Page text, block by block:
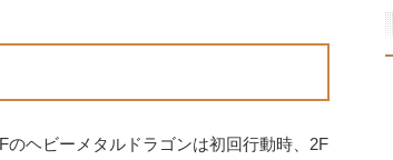
のヘビーメタルドラゴンは初回行動時、2F